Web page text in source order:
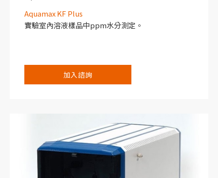
Aquamax KF Plus
實驗室內溶液樣品中ppm水分測定。
加入諮詢